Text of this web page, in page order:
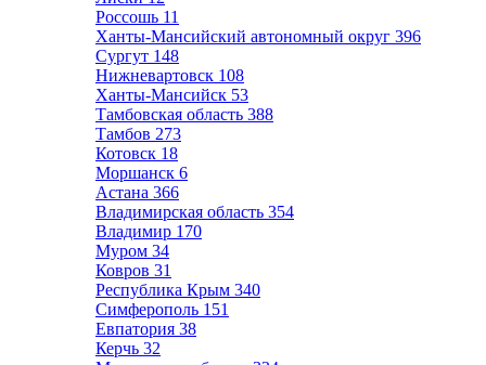
Россошь 11
Ханты-Мансийский автономный округ 396
Сургут 148
Нижневартовск 108
Ханты-Мансийск 53
Тамбовская область 388
Тамбов 273
Котовск 18
Моршанск 6
Астана 366
Владимирская область 354
Владимир 170
Муром 34
Ковров 31
Республика Крым 340
Симферополь 151
Евпатория 38
Керчь 32